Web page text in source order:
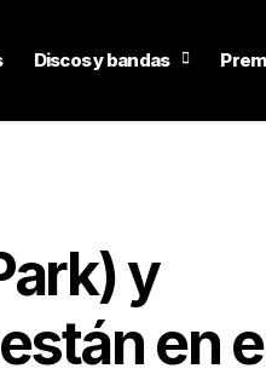
Discos y bandas
y
en